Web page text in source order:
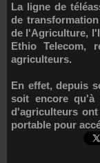
La ligne de
de
de l'Agriculture,
Ethio Telecom,
agriculteurs.
En effet, depuis
soit encore
d'agriculteurs
portable pour